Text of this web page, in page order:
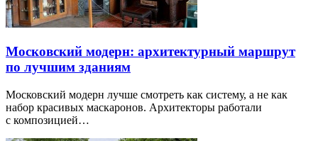
Московский модерн: архитектурный маршрут
по лучшим зданиям
Московский модерн лучше смотреть как систему, а не как
набор красивых маскаронов. Архитекторы работали
с композицией…